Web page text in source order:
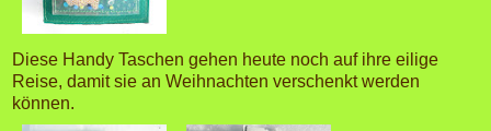
Diese Handy Taschen gehen heute noch auf ihre eilige
Reise, damit sie an Weihnachten verschenkt werden
können.